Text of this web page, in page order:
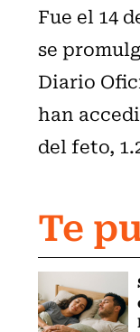
Fue el 14
se
Diario
han
del feto,
Te